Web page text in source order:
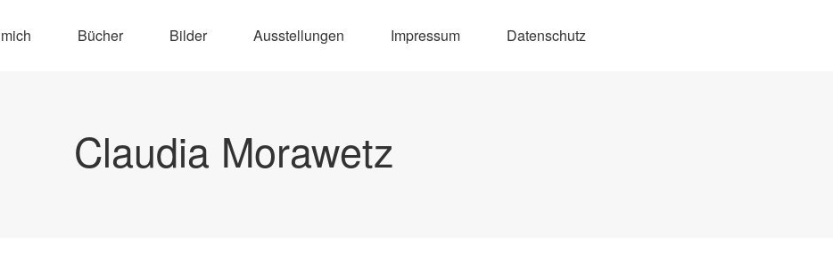
Bücher Bilder Ausstellungen Impressum Datenschutz
Claudia Morawetz